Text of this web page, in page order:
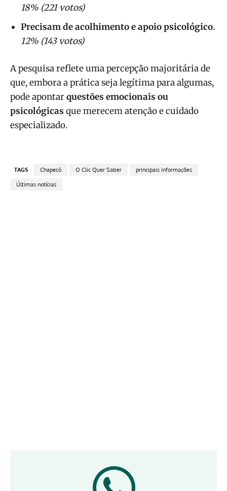
18% (221 votos)
Precisam de acolhimento e apoio psicológico.
12% (143 votos)
A pesquisa reflete uma percepção majoritária de
que, embora a prática seja legítima para algumas,
pode apontarquestões emocionais ou
psicológicas que merecem atenção e cuidado
especializado.
TAGS Chapecó O Clic Quer Saber principais informações
Últimas notícias